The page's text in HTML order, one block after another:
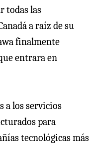
todas las
a raíz de su
finalmente
entrara en
a los servicios
para
tecnológicas más